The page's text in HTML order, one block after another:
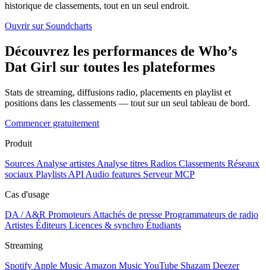
historique de classements, tout en un seul endroit.
Ouvrir sur Soundcharts
Découvrez les performances de Who’s
Dat Girl sur toutes les plateformes
Stats de streaming, diffusions radio, placements en playlist et
positions dans les classements — tout sur un seul tableau de bord.
Commencer gratuitement
Produit
Sources Analyse artistes Analyse titres Radios Classements Réseaux
sociaux Playlists API Audio features Serveur MCP
Cas d'usage
DA / A&R Promoteurs Attachés de presse Programmateurs de radio
Artistes Éditeurs Licences & synchro Étudiants
Streaming
Spotify Apple Music Amazon MusicYouTube Shazam Deezer